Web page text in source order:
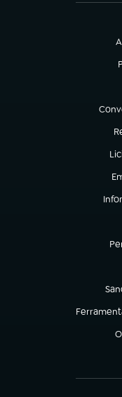
(abre em